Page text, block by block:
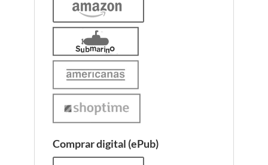
Comprar digital (ePub)